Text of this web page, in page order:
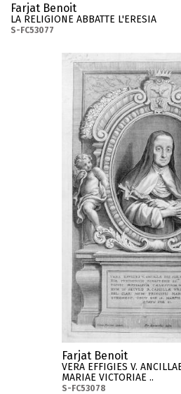
Farjat Benoit
LA RELIGIONE ABBATTE L'ERESIA
S-FC53077
Farjat Benoit
VERA EFFIGIES V.
MARIAE VICTORIAE ..
S-FC53078